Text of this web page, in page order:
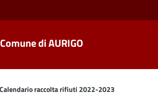
Comune di AURIGO
Calendario raccolta rifiuti 2022-2023